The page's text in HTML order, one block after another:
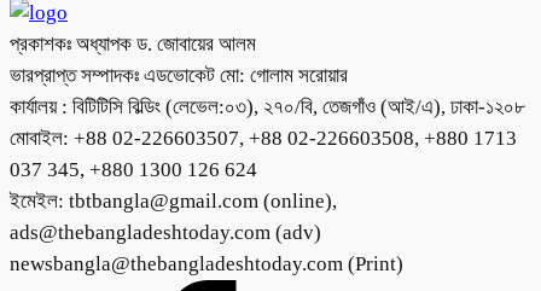
প্রকাশকঃ অধ্যাপক ড. জোবায়ের আলম
ভারপ্রাপ্ত সম্পাদকঃ এডভোকেট মো: গোলাম সরোয়ার
কার্যালয় : বিটিটিসি বিল্ডিং (লেভেল:০৩), ২৭০/বি, তেজগাঁও (আই/এ), ঢাকা-১২০৮
মোবাইল: +88 02-226603507, +88 02-226603508, +880 1713
037 345, +880 1300 126 624
ইমেইল: tbtbangla@gmail.com (online),
ads@thebangladeshtoday.com (adv)
newsbangla@thebangladeshtoday.com (Print)